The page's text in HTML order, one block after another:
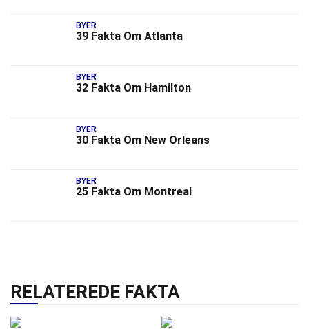
BYER
39 Fakta Om Atlanta
BYER
32 Fakta Om Hamilton
BYER
30 Fakta Om New Orleans
BYER
25 Fakta Om Montreal
RELATEREDE FAKTA